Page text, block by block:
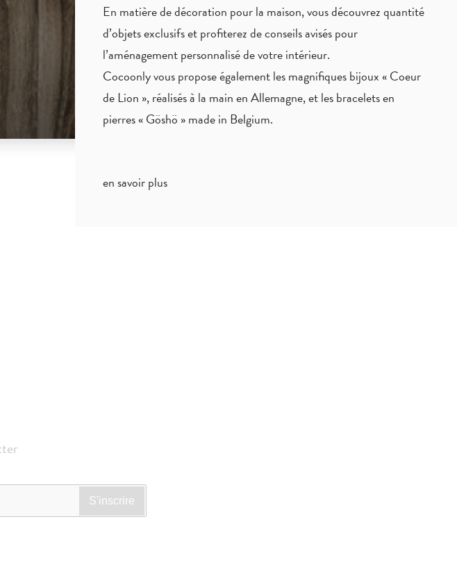
En matière de décoration pour la maison, vous découvrez quantité
d’objets exclusifset profiterez deconseils aviséspour
l’aménagement personnalisé de votre intérieur.
Cocoonly vous propose également les magnifiques bijoux « Coeur
de Lion », réalisés à la main en Allemagne, et les bracelets en
pierres « Göshö » made in Belgium.
en savoir plus